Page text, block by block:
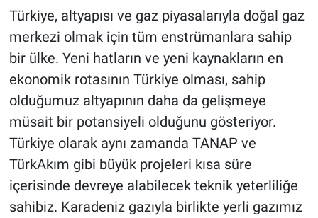
Türkiye, altyapısı ve gaz piyasalarıyla doğal gaz
merkezi olmak için tüm enstrümanlara sahip
bir ülke. Yeni hatların ve yeni kaynakların en
ekonomik rotasının Türkiye olması, sahip
olduğumuz altyapının daha da gelişmeye
müsait bir potansiyeli olduğunu gösteriyor.
Türkiye olarak aynı zamanda TANAP ve
TürkAkım gibi büyük projeleri kısa süre
içerisinde devreye alabilecek teknik yeterliliğe
sahibiz. Karadeniz gazıyla birlikte yerli gazımız